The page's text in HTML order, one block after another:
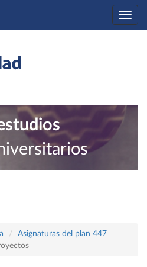
Asignaturas del plan 447